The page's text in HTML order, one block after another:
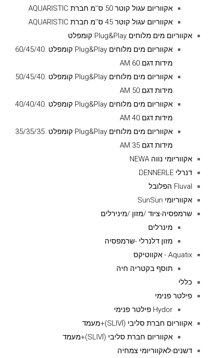
אקווריום עגול קוטר 50 ס''מ חברת AQUARISTIC
אקווריום עגול קוטר 45 ס''מ חברת AQUARISTIC
אקווריום מים מלוחים Plug&Play קומפלט
אקווריום מים מלוחים Plug&Play קומפלט .60/45/40
מידות דגם AM 60
אקווריום מים מלוחים Plug&Play קומפלט .50/45/40
מידות דגם AM 50
אקווריום מים מלוחים Plug&Play קומפלט .40/40/40
מידות דגם AM 40
אקווריום מים מלוחים Plug&Play קומפלט .35/35/35
מידות דגם AM 35
אקווריומי נווה NEWA
דנרלי DENNERLE
Fluval הפלובל
אקווריומי SunSun
שרמפסיה-ציוד /מזון /מינירלים
מינרלים
מזון דלנרלי -שרמפסיה
Aquatix - אקווטיקס
תוסף בקטריה חיה
כללי
פילטר פנימי
Hydor פילטר פנימי
אקווריום חברת סליבי (SLIVIׂׂ)+מעמד
אקווריום חברת סליבי (SLIVIׂׂ)+מעמד
דשנים-לאקווריומי צמחיה